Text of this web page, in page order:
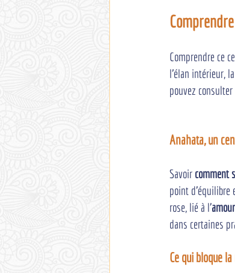
Comprendre ce
l'élan intérieur,
pouvez
Anahata, un
Savoir comment
point d'équilibre
rose, lié à l'amour
dans certaines
Ce qui bloque